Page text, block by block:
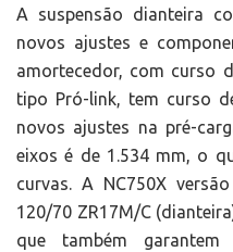
A suspensão dianteira
novos ajustes e
amortecedor, com curso
tipo Pró-link, tem curso
novos ajustes na pré-
eixos é de 1.534 mm, o
curvas. A NC750X
120/70 ZR17M/C
que também